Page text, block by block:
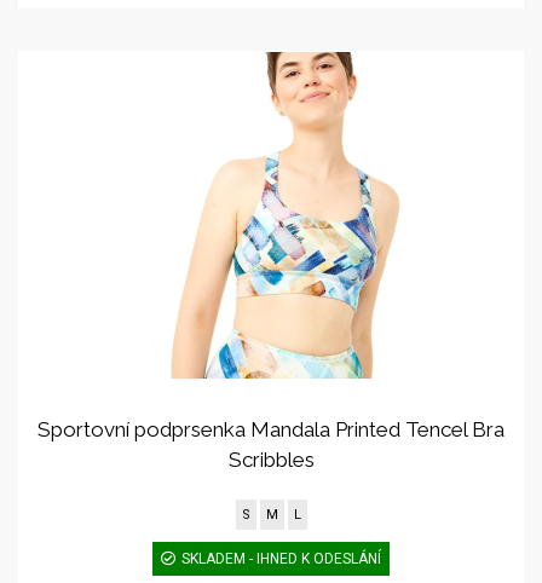
Sportovní podprsenka Mandala Printed Tencel Bra
Scribbles
S M L
SKLADEM - IHNED K ODESLÁNÍ